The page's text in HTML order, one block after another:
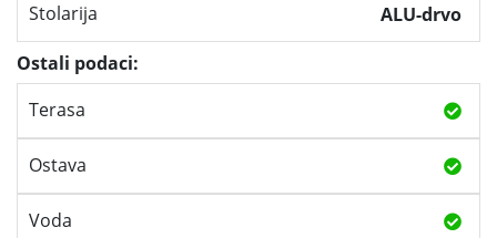
Stolarija
ALU-drvo
Ostali podaci:
Terasa
Ostava
Voda